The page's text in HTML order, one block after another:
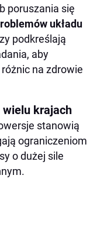
poruszania się
układu
podkreślają
aby
na zdrowie
wielu krajach
stanowią
ograniczeniom
o dużej sile